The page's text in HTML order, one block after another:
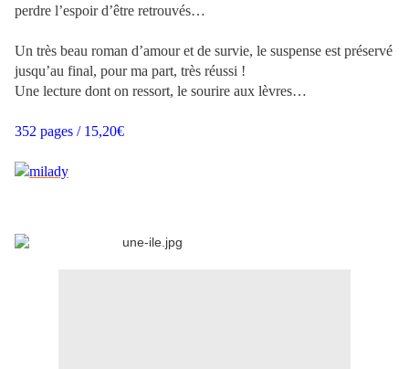
perdre l’espoir d’être retrouvés…
Un très beau roman d’amour et de survie, le suspense est préservé
jusqu’au final, pour ma part, très réussi !
Une lecture dont on ressort, le sourire aux lèvres…
352 pages / 15,20€